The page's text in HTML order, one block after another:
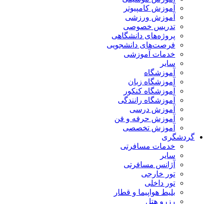
آموزش کامپیوتر
آموزش ورزشی
تدریس خصوصی
پروژه‌های دانشگاهی
فرصت‌های دانشجویی
خدمات آموزشی
سایر
آموزشگاه
آموزشگاه زبان
آموزشگاه کنکور
آموزشگاه رانندگی
آموزش درسی
آموزش حرفه و فن
آموزش تخصصی
گردشگری
خدمات مسافرتی
سایر
آژانس مسافرتی
تور خارجی
تور داخلی
بلیط هواپیما و قطار
رزرو هتل